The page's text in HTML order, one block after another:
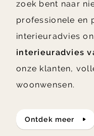
zoek bent naar
professionele en
interieuradvies
interieuradvies
onze klanten,
woonwensen.
ontdek meer